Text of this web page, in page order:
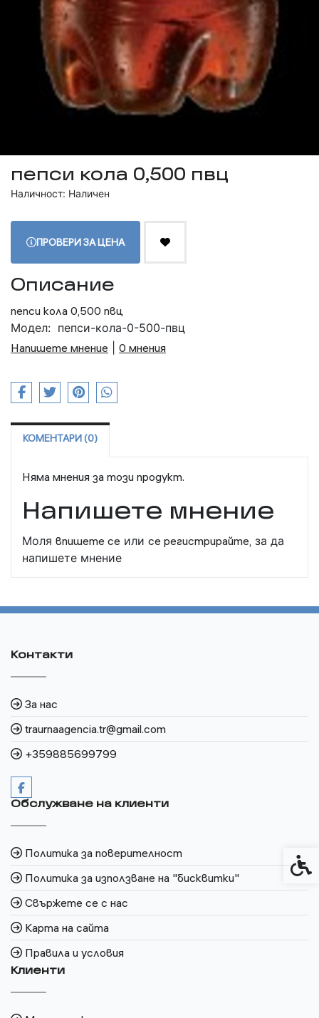
пепси кола 0,500 пвц
Наличност: Наличен
ПРОВЕРИ ЗА ЦЕНА
Описание
пепси кола 0,500 пвц
Модел: пепси-кола-0-500-пвц
Напишете мнение
0 мнения
КОМЕНТАРИ (0)
Няма мнения за този продукт.
Напишете мнение
Моля впишете се или се регистрирайте, за да
напишете мнение
Контакти
За нас
traurnaagencia.tr@gmail.com
+359885699799
Обслужване на клиенти
Политика за поверителност
Политика за използване на "бисквитки"
Свържете се с нас
Карта на сайта
Правила и условия
Клиенти